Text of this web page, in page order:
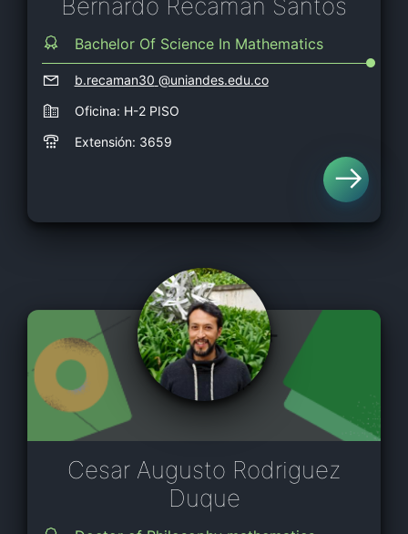
Bernardo Recaman Santos
Bachelor Of Science In Mathematics
b.recaman30 @uniandes.edu.co
Oficina: H-2 PISO
Extensión: 3659
Cesar Augusto Rodriguez
Duque